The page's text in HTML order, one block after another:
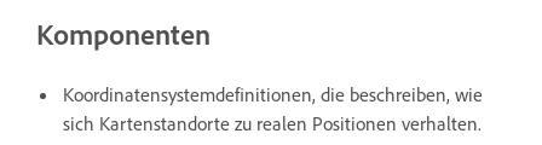
Komponenten
Koordinatensystemdefinitionen, die beschreiben, wie
sich Kartenstandorte zu realen Positionen verhalten.